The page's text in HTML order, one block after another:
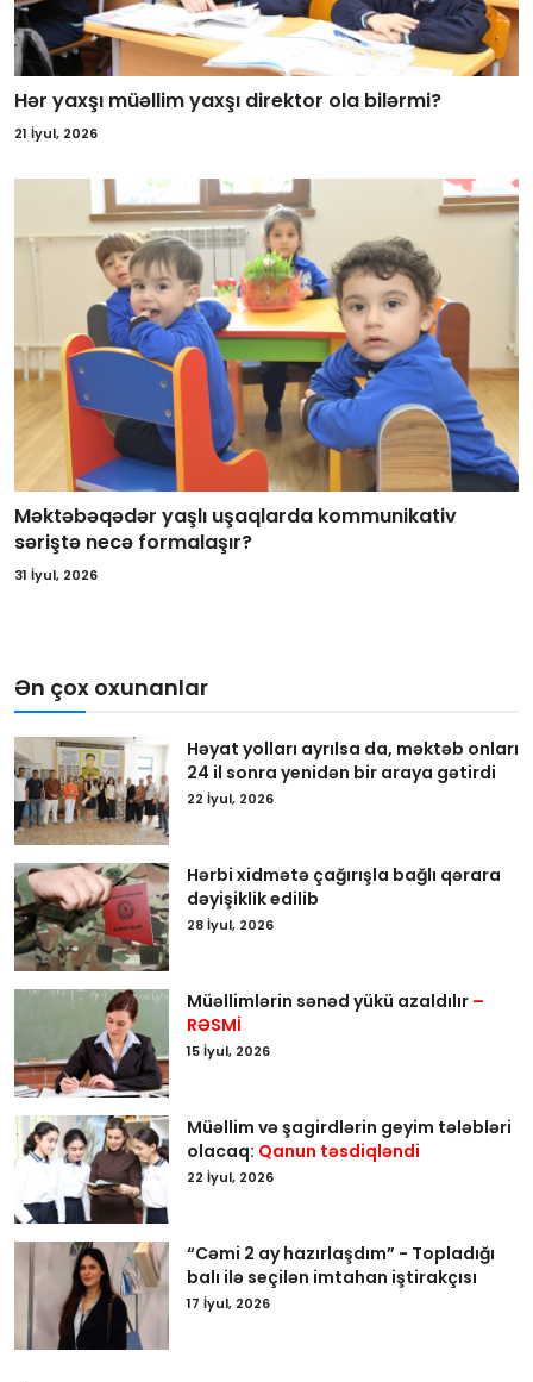
Hər yaxşı müəllim yaxşı direktor ola bilərmi?
21 İyul, 2026
Məktəbəqədər yaşlı uşaqlarda kommunikativ
səriştə necə formalaşır?
31 İyul, 2026
Ən çox oxunanlar
Həyat yolları ayrılsa da, məktəb onları
24 il sonra yenidən bir araya gətirdi
22 İyul, 2026
Hərbi xidmətə çağırışla bağlı qərara
dəyişiklik edilib
28 İyul, 2026
Müəllimlərin sənəd yükü azaldılır –
RƏSMİ
15 İyul, 2026
Müəllim və şagirdlərin geyim tələbləri
olacaq: Qanun təsdiqləndi
22 İyul, 2026
“Cəmi 2 ay hazırlaşdım” - Topladığı
balı ilə seçilən imtahan iştirakçısı
17 İyul, 2026